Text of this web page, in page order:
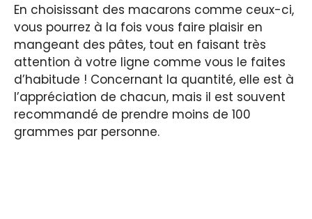
En choisissant des macarons comme ceux-ci,
vous pourrez à la fois vous faire plaisir en
mangeant des pâtes, tout en faisant très
attention à votre ligne comme vous le faites
d’habitude ! Concernant la quantité, elle est à
l’appréciation de chacun, mais il est souvent
recommandé de prendre moins de 100
grammes par personne.